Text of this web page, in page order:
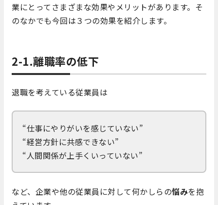
業にとってさまざまな効果やメリットがあります。そ
のなかでも今回は３つの効果を紹介します。
2-1.離職率の低下
退職を考えている従業員は
“仕事にやりがいを感じていない”
“経営方針に共感できない”
“人間関係が上手くいっていない”
など、企業や他の従業員に対して何かしらの悩みを抱